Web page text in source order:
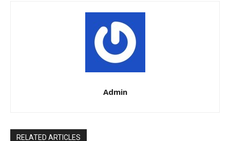
Admin
RELATED ARTICLES